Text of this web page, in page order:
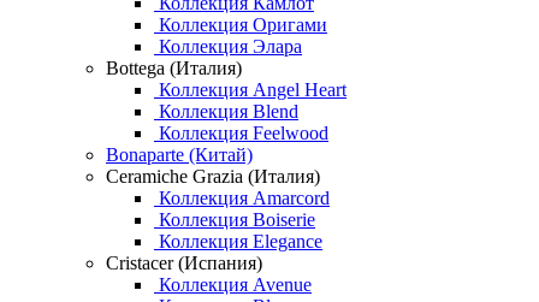
Коллекция Оригами
Коллекция Элара
Bottega (Италия)
Коллекция Angel Heart
Коллекция Blend
Коллекция Feelwood
Bonaparte (Китай)
Ceramiche Grazia (Италия)
Коллекция Amarcord
Коллекция Boiserie
Коллекция Elegance
Cristacer (Испания)
Коллекция Avenue